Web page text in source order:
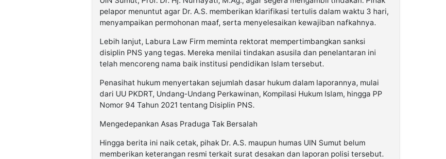
pelapor menuntut agar Dr. A.S. memberikan klarifikasi tertulis dalam waktu 3 hari,
menyampaikan permohonan maaf, serta menyelesaikan kewajiban nafkahnya.
Lebih lanjut, Labura Law Firm meminta rektorat mempertimbangkan sanksi
disiplin PNS yang tegas. Mereka menilai tindakan asusila dan penelantaran ini
telah mencoreng nama baik institusi pendidikan Islam tersebut.
Penasihat hukum menyertakan sejumlah dasar hukum dalam laporannya, mulai
dari UU PKDRT, Undang-Undang Perkawinan, Kompilasi Hukum Islam, hingga PP
Nomor 94 Tahun 2021 tentang Disiplin PNS.
Mengedepankan Asas Praduga Tak Bersalah
Hingga berita ini naik cetak, pihak Dr. A.S. maupun humas UIN Sumut belum
memberikan keterangan resmi terkait surat desakan dan laporan polisi tersebut.